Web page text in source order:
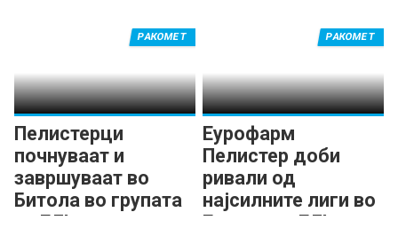
Пелистерци
почнуваат и
завршуваат во
Битола во групата
на ЕЛ!
РАКОМЕТ
Еурофарм
Пелистер доби
ривали од
најсилните лиги во
Европа во ЕЛ!
РАКОМЕТ